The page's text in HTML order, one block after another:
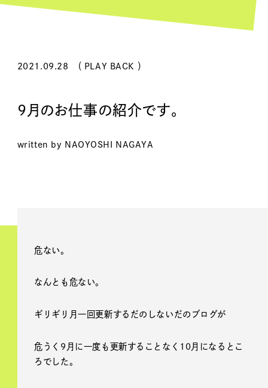
2021.09.28 （ PLAY BACK ）
9月のお仕事の紹介です。
written by NAOYOSHI NAGAYA
危ない。
なんとも危ない。
ギリギリ月一回更新するだのしないだのブログが
危うく9月に一度も更新することなく10月になるとこ
ろでした。